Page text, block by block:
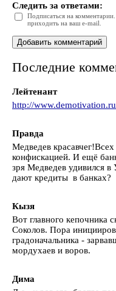
Следить за ответами:
Подписаться на
приходить на ваш e-mail.
Последние
Лейтенант
http://
Правда
Медведев красавчег!Всех
конфискацией. И ещё
зря Медведев удивился в
дают кредиты в банках?
Кызя
Вот главного кепочника
Соколов. Пора
градоначальника -
мордухаев и воров.
Дима